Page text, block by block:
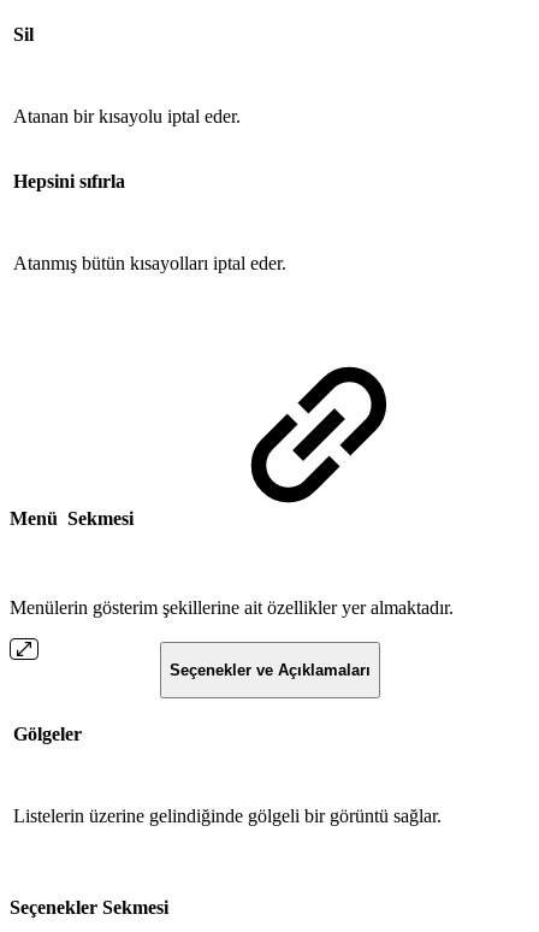
Sil
Atanan bir kısayolu iptal eder.
Hepsini sıfırla
Atanmış bütün kısayolları iptal eder.
Menü Sekmesi
Menülerin gösterim şekillerine ait özellikler yer almaktadır.
Seçenekler ve Açıklamaları
Gölgeler
Listelerin üzerine gelindiğinde gölgeli bir görüntü sağlar.
Seçenekler Sekmesi